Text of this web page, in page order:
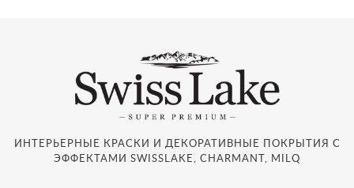
ИНТЕРЬЕРНЫЕ КРАСКИ И ДЕКОРАТИВНЫЕ ПОКРЫТИЯ С
ЭФФЕКТАМИ SWISSLAKE, CHARMANT, MILQ